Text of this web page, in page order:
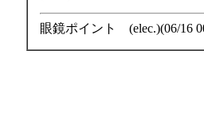
眼鏡ポイント (elec.)(06/16